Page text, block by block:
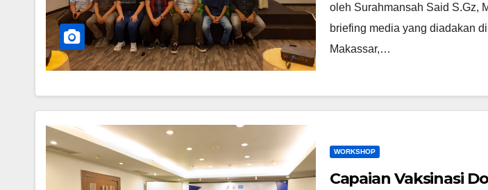
oleh Surahmansah Said S.Gz,
briefing media yang diadakan
Makassar,…
WORKSHOP
Capaian Vaksinasi